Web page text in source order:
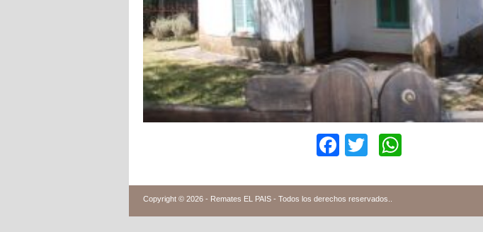
Facebook
Twitter
Copyright © 2026 - Remates EL PAIS - Todos los derechos reservados.